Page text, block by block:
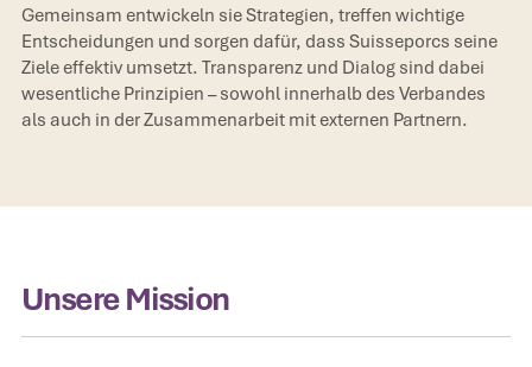
Gemeinsam entwickeln sie Strategien, treffen wichtige
Entscheidungen und sorgen dafür, dass Suisseporcs seine
Ziele effektiv umsetzt. Transparenz und Dialog sind dabei
wesentliche Prinzipien – sowohl innerhalb des Verbandes
als auch in der Zusammenarbeit mit externen Partnern.
Unsere Mission